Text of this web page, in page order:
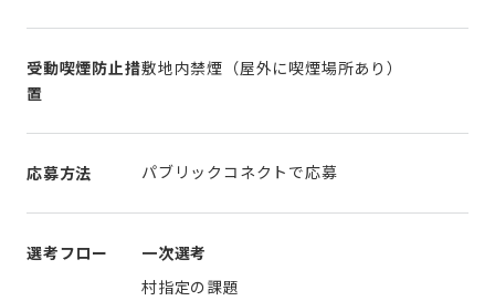
受動喫煙防止措
置
敷地内禁煙（屋外に喫煙場所あり）
応募方法 パブリックコネクトで応募
選考フロー
一次選考
村指定の課題